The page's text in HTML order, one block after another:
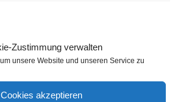
Zustimmung verwalten
unsere Website und unseren Service zu
Cookies akzeptieren